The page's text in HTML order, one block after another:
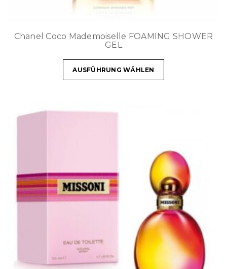
Chanel Coco Mademoiselle FOAMING SHOWER
GEL
AUSFÜHRUNG WÄHLEN